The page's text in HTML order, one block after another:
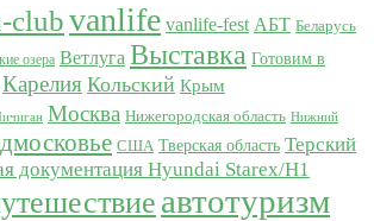
clubvanlife vanlife-fest АБТ Беларусь
озера Ветлуга Выставка Готовим в
Карелия Кольский Крым
Москва Нижегородская область Нижний
США Тверская область Терский
документация Hyundai Starex/H1
автотуризм